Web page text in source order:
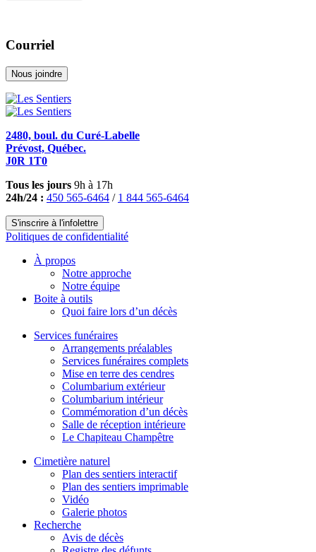
Courriel
Nous joindre
2480, boul. du Curé-Labelle
Prévost, Québec.
J0R 1T0
Tous les jours 9h à 17h
24h/24 : 450 565-6464 / 1 844 565-6464
S'inscrire à l'infolettre
Politiques de confidentialité
À propos
Notre approche
Notre équipe
Boite à outils
Quoi faire lors d’un décès
Services funéraires
Arrangements préalables
Services funéraires complets
Mise en terre des cendres
Columbarium extérieur
Columbarium intérieur
Commémoration d’un décès
Salle de réception intérieure
Le Chapiteau Champêtre
Cimetière naturel
Plan des sentiers interactif
Plan des sentiers imprimable
Vidéo
Galerie photos
Recherche
Avis de décès